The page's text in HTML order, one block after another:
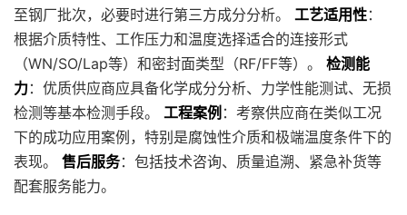
至钢厂批次，必要时进行第三方成分分析。 工艺适用性：
根据介质特性、工作压力和温度选择适合的连接形式
（WN/SO/Lap等）和密封面类型（RF/FF等）。 检测能
力：优质供应商应具备化学成分分析、力学性能测试、无损
检测等基本检测手段。 工程案例 ：考察供应商在类似工况
下的成功应用案例，特别是腐蚀性介质和极端温度条件下的
表现。 售后服务：包括技术咨询、质量追溯、紧急补货等
配套服务能力。